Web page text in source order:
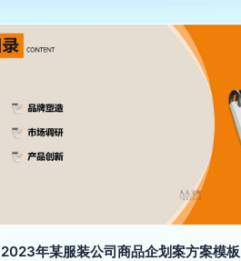
2023年某服装公司商品企划案方案模板